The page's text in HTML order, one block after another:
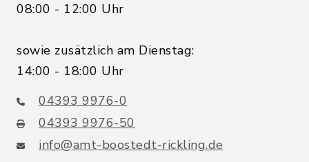
08:00 - 12:00 Uhr
sowie zusätzlich am Dienstag:
14:00 - 18:00 Uhr
04393 9976-0
04393 9976-50
info@amt-boostedt-rickling.de